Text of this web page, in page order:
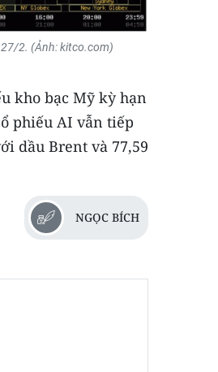
2. (Ảnh: kitco.com)
kho bạc Mỹ kỳ hạn
phiếu AI vẫn tiếp
dầu Brent và 77,59
NGỌC BÍCH